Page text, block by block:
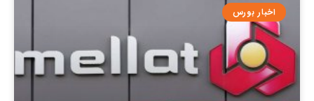
اخبار بورس